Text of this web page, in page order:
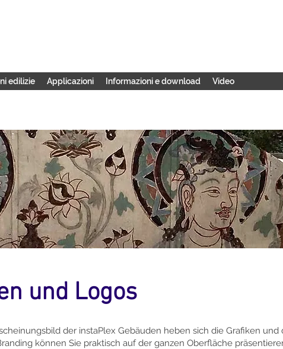
edilizie Applicazioni Informazioni e download Video
und Logos
der instaPlex Gebäuden heben sich die Grafiken und
können Sie praktisch auf der ganzen Oberfläche